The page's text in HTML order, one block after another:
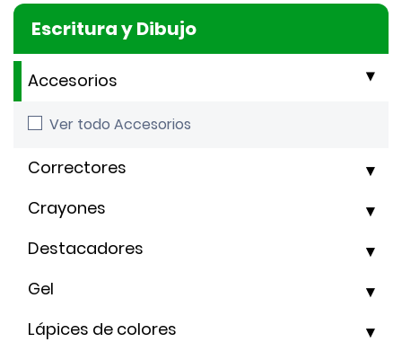
Escritura y Dibujo
Ver todo Accesorios
Accesorios
Correctores
Crayones
Destacadores
Gel
Lápices de colores